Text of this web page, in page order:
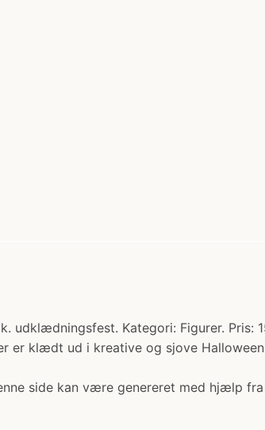
udklædningsfest. Kategori: Figurer.
er klædt ud i kreative og sjove
side kan være genereret med hjælp fra